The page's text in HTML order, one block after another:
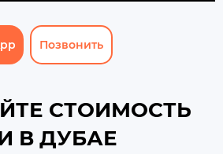
Позвонить
СТОИМОСТЬ
В ДУБАЕ